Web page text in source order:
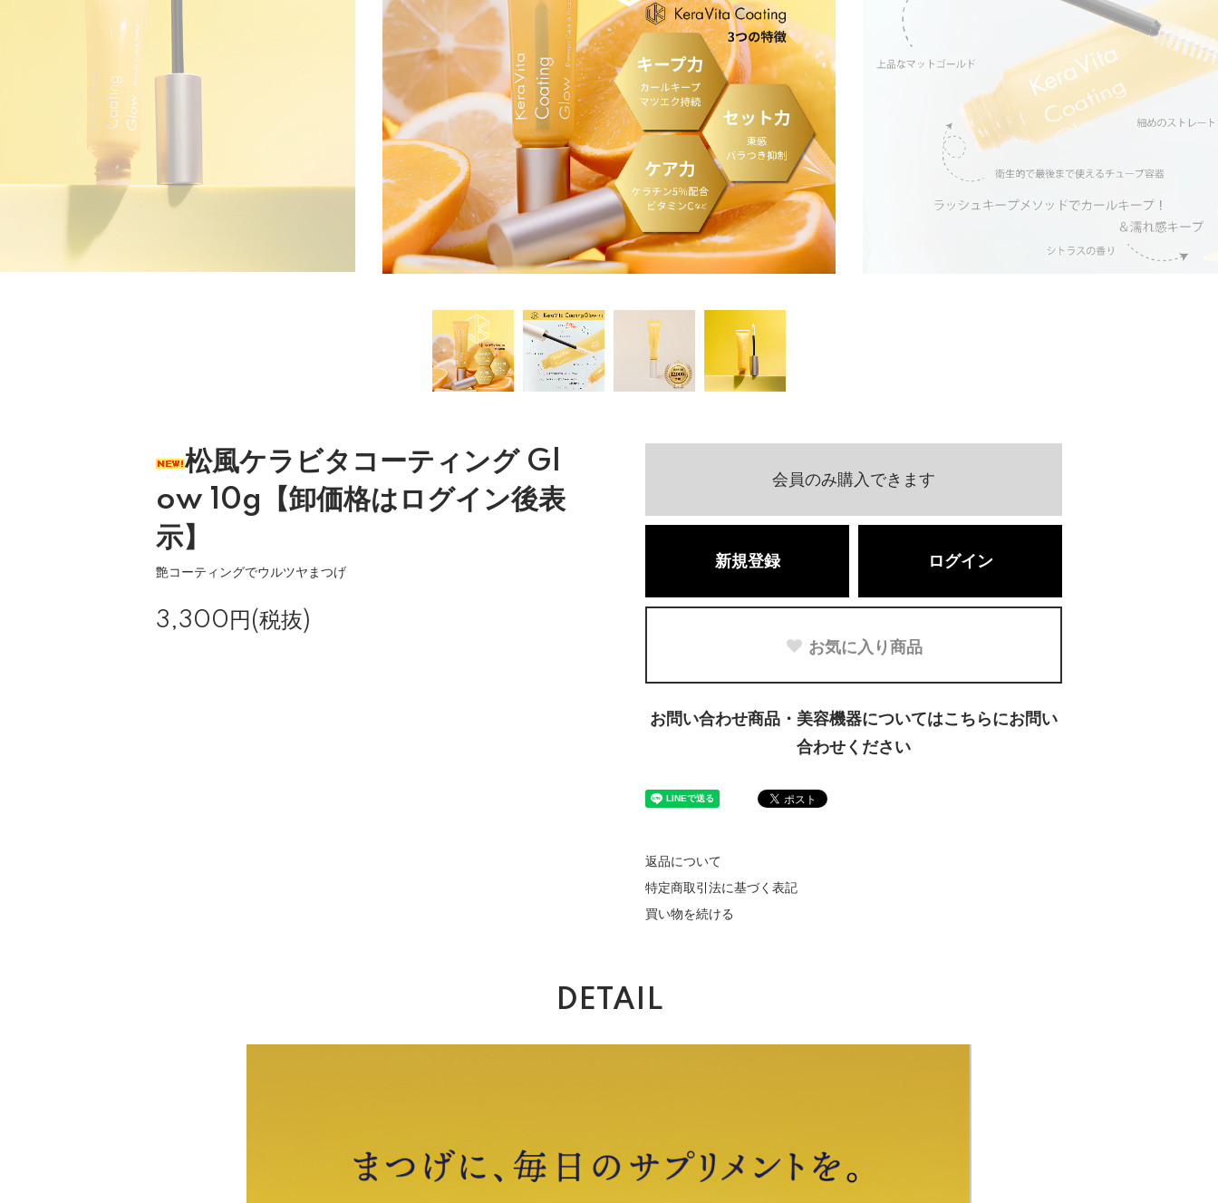
松風ケラビタコーティング Gl
ow 10g【卸価格はログイン後表
示】
艶コーティングでウルツヤまつげ
3,300円(税抜)
会員のみ購入できます
新規登録 ログイン
お気に入り商品
お問い合わせ商品・美容機器についてはこちらにお問い
合わせください
返品について
特定商取引法に基づく表記
買い物を続ける
DETAIL